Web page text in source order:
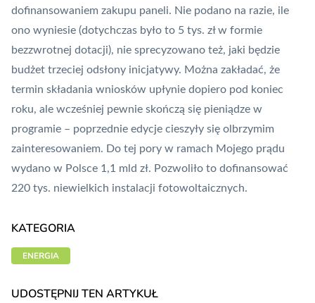
dofinansowaniem zakupu paneli. Nie podano na razie, ile
ono wyniesie (dotychczas było to 5 tys. zł w formie
bezzwrotnej dotacji), nie sprecyzowano też, jaki będzie
budżet trzeciej odsłony inicjatywy. Można zakładać, że
termin składania wniosków upłynie dopiero pod koniec
roku, ale wcześniej pewnie skończą się pieniądze w
programie – poprzednie edycje cieszyły się olbrzymim
zainteresowaniem. Do tej pory w ramach Mojego prądu
wydano w Polsce 1,1 mld zł. Pozwoliło to dofinansować
220 tys. niewielkich instalacji fotowoltaicznych.
KATEGORIA
ENERGIA
UDOSTĘPNIJ TEN ARTYKUŁ